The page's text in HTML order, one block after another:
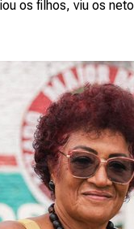
os filhos, viu os